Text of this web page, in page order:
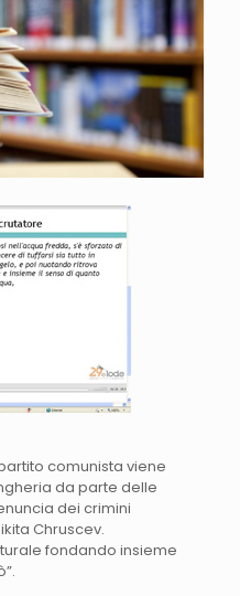
comunista viene
da parte delle
dei crimini
Chruscev.
fondando insieme